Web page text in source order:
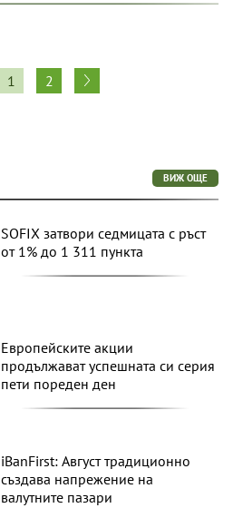
1 2
ВИЖ ОЩЕ
SOFIX затвори седмицата с ръст
от 1% до 1 311 пункта
Европейските акции
продължават успешната си серия
пети пореден ден
iBanFirst: Август традиционно
създава напрежение на
валутните пазари